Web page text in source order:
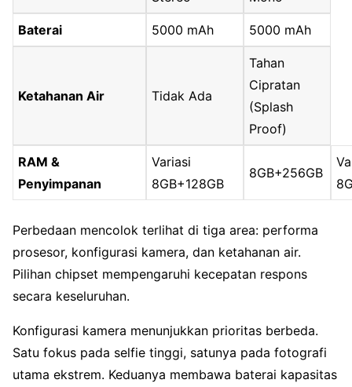
Baterai 5000 mAh 5000 mAh
Ketahanan Air Tidak Ada
Tahan
Cipratan
(Splash
Proof)
RAM &
Penyimpanan
Variasi
8GB+128GB
8GB+256GB
Perbedaan mencolok terlihat di tiga area: performa
prosesor, konfigurasi kamera, dan ketahanan air.
Pilihan chipset mempengaruhi kecepatan respons
secara keseluruhan.
Konfigurasi kamera menunjukkan prioritas berbeda.
Satu fokus pada selfie tinggi, satunya pada fotografi
utama ekstrem. Keduanya membawa baterai kapasitas